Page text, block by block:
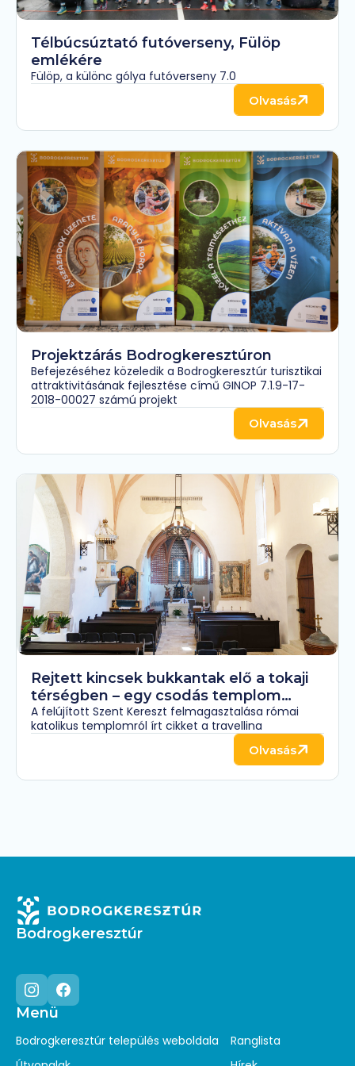
Télbúcsúztató futóverseny, Fülöp
emlékére
Fülöp, a különc gólya futóverseny 7.0
Olvasás
Projektzárás Bodrogkeresztúron
Befejezéséhez közeledik a Bodrogkeresztúr turisztikai
attraktivitásának fejlesztése című GINOP 7.1.9-17-
2018-00027 számú projekt
Olvasás
Rejtett kincsek bukkantak elő a tokaji
térségben – egy csodás templom
újjászületése
A felújított Szent Kereszt felmagasztalása római
katolikus templomról írt cikket a travellina
Olvasás
Bodrogkeresztúr
Instagram
Menü
Bodrogkeresztúr település weboldala
Ranglista